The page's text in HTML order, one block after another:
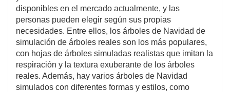
disponibles en el mercado actualmente, y las
personas pueden elegir según sus propias
necesidades. Entre ellos, los árboles de Navidad de
simulación de árboles reales son los más populares,
con hojas de árboles simuladas realistas que imitan la
respiración y la textura exuberante de los árboles
reales. Además, hay varios árboles de Navidad
simulados con diferentes formas y estilos, como